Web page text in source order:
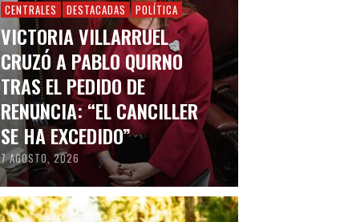
CENTRALES DESTACADAS POLÍTICA
VICTORIA VILLARRUEL
CRUZÓ A PABLO QUIRNO
TRAS EL PEDIDO DE
RENUNCIA: “EL CANCILLER
SE HA EXCEDIDO”
7 AGOSTO, 2026